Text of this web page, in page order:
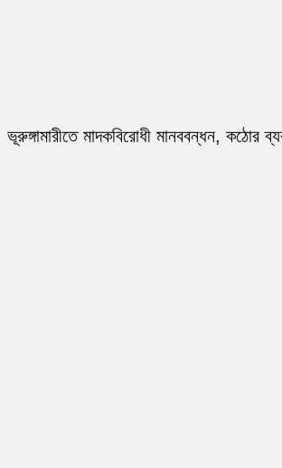
ভূরুঙ্গামারীতে মাদকবিরোধী মানববন্ধন, কঠোর